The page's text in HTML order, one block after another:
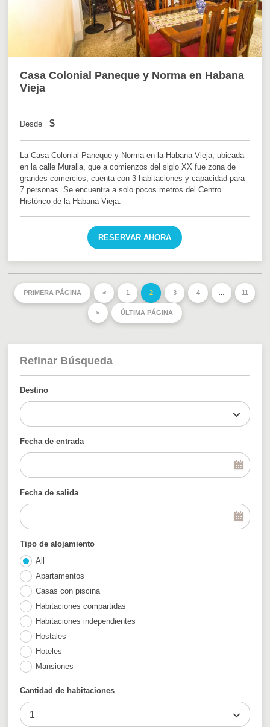
Refinar Búsqueda
Tipo de alojamiento
All
Apartamentos
Casas con piscina
Habitaciones compartidas
Habitaciones independientes
Hostales
Hoteles
Mansiones
Cantidad de habitaciones
1
Destino
Fecha de entrada
Fecha de salida
Casa Colonial Paneque y Norma en Habana
Vieja
Desde $
La Casa Colonial Paneque y Norma en la Habana Vieja, ubicada
en la calle Muralla, que a comienzos del siglo XX fue zona de
grandes comercios, cuenta con 3 habitaciones y capacidad para
7 personas. Se encuentra a solo pocos metros del Centro
Histórico de la Habana Vieja.
RESERVAR AHORA
PRIMERA PÁGINA < 1 2 3 4 … 11
> ÚLTIMA PÁGINA